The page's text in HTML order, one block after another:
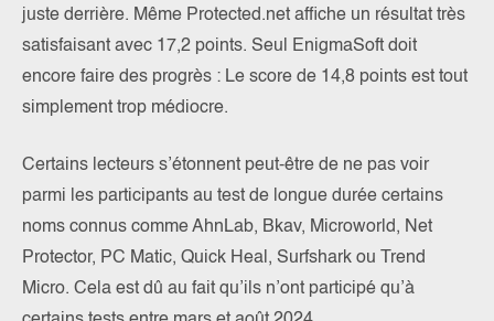
juste derrière. Même Protected.net affiche un résultat très
satisfaisant avec 17,2 points. Seul EnigmaSoft doit
encore faire des progrès : Le score de 14,8 points est tout
simplement trop médiocre.
Certains lecteurs s’étonnent peut-être de ne pas voir
parmi les participants au test de longue durée certains
noms connus comme AhnLab, Bkav, Microworld, Net
Protector, PC Matic, Quick Heal, Surfshark ou Trend
Micro. Cela est dû au fait qu’ils n’ont participé qu’à